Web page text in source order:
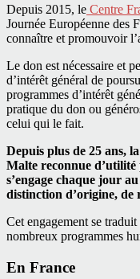
Depuis 2015, le Centre
Journée Européenne des
connaître et promouvoir
Le don est nécessaire et
d’intérêt général de
programmes d’intérêt
pratique du don ou
celui qui le fait.
Depuis plus de 25 ans,
Malte reconnue
s’engage chaque jour
distinction d’origine, de
Cet engagement se
nombreux programmes
En France